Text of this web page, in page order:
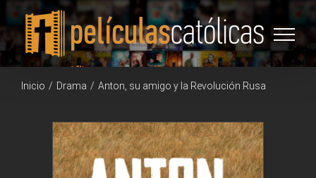
contenido
Inicio / Drama / Anton, su amigo y la Revolución Rusa